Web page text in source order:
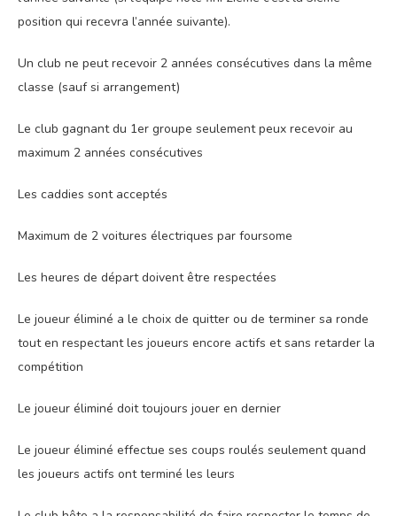
position qui recevra l’année suivante).
Un club ne peut recevoir 2 années consécutives dans la même
classe (sauf si arrangement)
Le club gagnant du 1er groupe seulement peux recevoir au
maximum 2 années consécutives
Les caddies sont acceptés
Maximum de 2 voitures électriques par foursome
Les heures de départ doivent être respectées
Le joueur éliminé a le choix de quitter ou de terminer sa ronde
tout en respectant les joueurs encore actifs et sans retarder la
compétition
Le joueur éliminé doit toujours jouer en dernier
Le joueur éliminé effectue ses coups roulés seulement quand
les joueurs actifs ont terminé les leurs